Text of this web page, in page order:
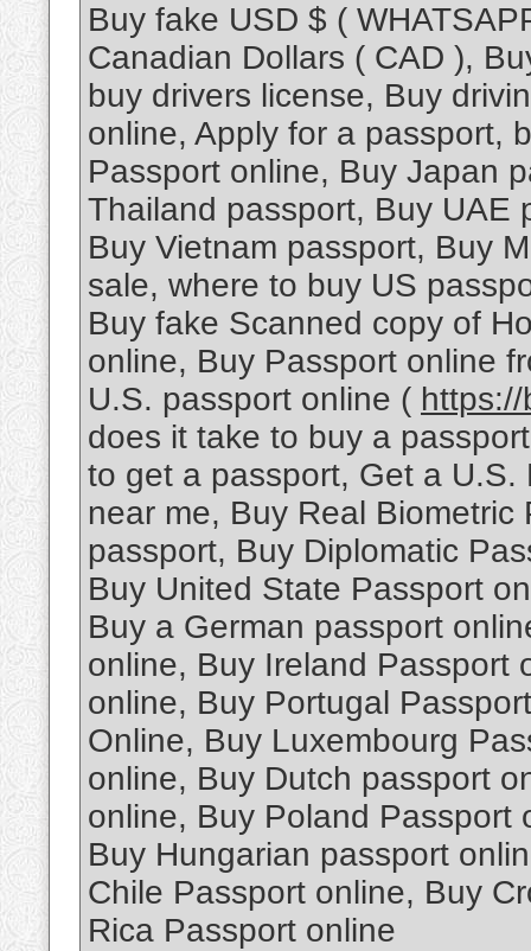
Buy fake USD $ (
Canadian Dollars ( CAD ),
buy drivers license, Buy
online, Apply for a passport,
Passport online, Buy Japan
Thailand passport, Buy UAE
Buy Vietnam passport, Buy
sale, where to buy US
Buy fake Scanned copy of
online, Buy Passport online
U.S. passport online (
does it take to buy a
to get a passport, Get a
near me, Buy Real
passport, Buy Diplomatic
Buy United State Passport
Buy a German passport
online, Buy Ireland Passport
online, Buy Portugal
Online, Buy Luxembourg
online, Buy Dutch passport
online, Buy Poland Passport
Buy Hungarian passport
Chile Passport online, Buy
Rica Passport online